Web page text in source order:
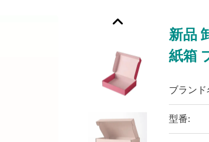
新品
紙箱
ブランド
型番: